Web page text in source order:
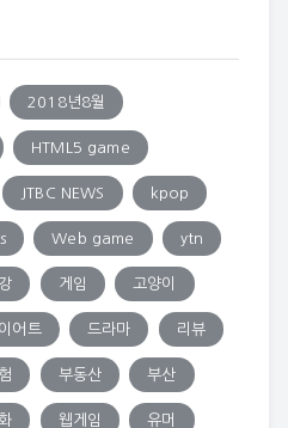
2018년8월
HTML5 game
JTBC NEWS kpop
Web game ytn
게임 고양이
어트 드라마 리뷰
부동산 부산
웹게임 유머